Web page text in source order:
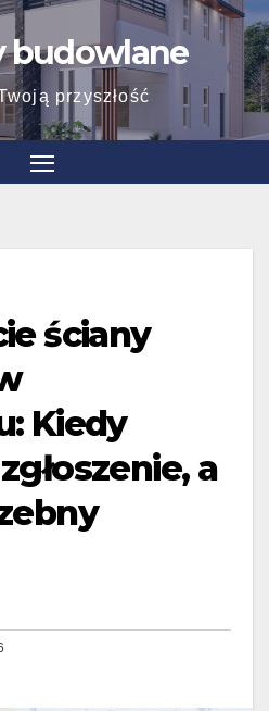
budowlane
przyszłość
ściany
Kiedy
a